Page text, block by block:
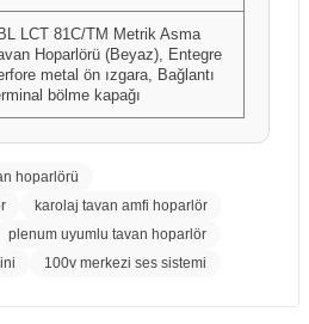
LCT 81C/TM Metrik Asma
Hoparlörü (Beyaz), Entegre
metal ön ızgara, Bağlantı
bölme kapağı
hoparlörü
karolaj tavan amfi hoparlör
plenum uyumlu tavan hoparlör
100v merkezi ses sistemi